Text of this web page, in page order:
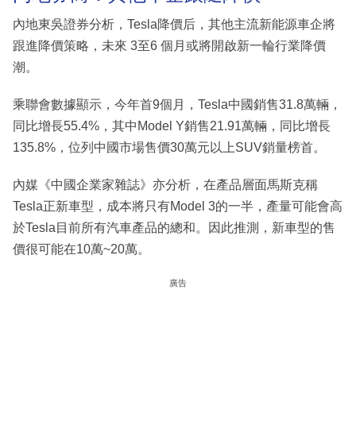
內地東吳證券分析，Tesla降價后，其他主流新能源車企將
跟進降價策略，未來 3至6 個月或將開啟新一輪行業降價
潮。
乘聯會數據顯示，今年首9個月，Tesla中國銷售31.8萬輛，
同比增長55.4%，其中Model Y銷售21.91萬輛，同比增長
135.8%，位列中國市場售價30萬元以上SUV銷量榜首。
內媒《中國企業家雜誌》亦分析，在產品層面馬斯克稱
Tesla正新車型，成本將只有Model 3的一半，產量可能會高
於Tesla目前所有汽車產品的總和。因此推測，新車型的售
價很可能在10萬~20萬。
廣告